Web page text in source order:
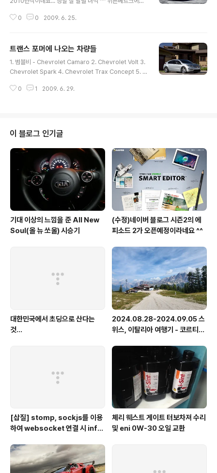
재치고 10위권 내에 든 차니까... 스펙상으로만 좋은 차가
말 맘에 들게 나오는 군요... 스키드러쉬에서 나오면 바로
지르겠습니다. ㅎㅎ
0 0 2009. 6. 25.
트랜스 포머에 나오는 차량들
1. 범블비 - Chevrolet Camaro 2. Chevrolet Volt 3.
Chevrolet Spark 4. Chevrolet Trax Concept 5. C
GMC에서 나오는 큰 트럭같은 차량 하나 있는데... 사진을
0 1 2009. 6. 29.
이 블로그 인기글
기대 이상의 느낌을 준 All New
Soul(올 뉴 쏘울) 시승기
(수정)네이버 블로그 시즌2의 에
피소드 2가 오픈예정이라네요 ^^
대한민국에서 초딩으로 산다는
것...
2024.08.28-2024.09.05 스
위스, 이탈리아 여행기 - 코르티나
스
[삽질] stomp, sockjs를 이용
하여 websocket 연결 시 info
체리 웨스트 게이트 터보차져 수리
및 eni 0W-30 오일 교환